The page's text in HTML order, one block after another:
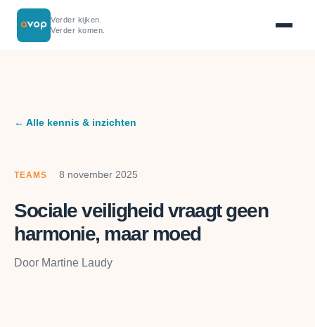
Verder kijken.
Verder komen.
← Alle kennis & inzichten
TEAMS 8 november 2025
Sociale veiligheid vraagt geen
harmonie, maar moed
Door Martine Laudy